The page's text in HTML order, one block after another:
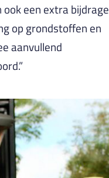
een extra bijdrage
op grondstoffen en
aanvullend